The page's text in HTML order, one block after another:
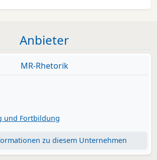
Anbieter
MR-Rhetorik
und Fortbildung
zu diesem Unternehmen